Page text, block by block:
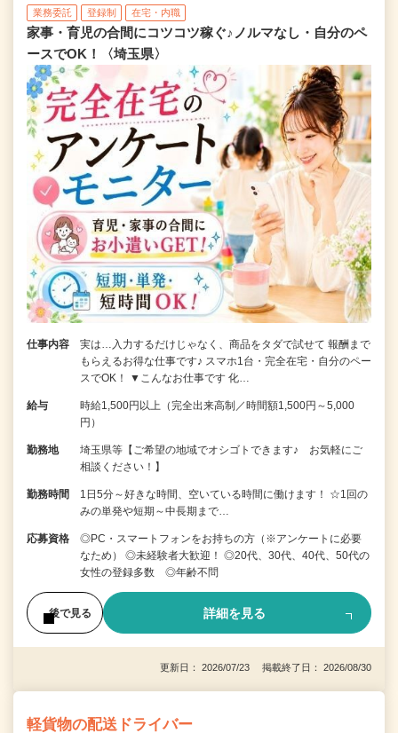
業務委託 登録制 在宅・内職
家事・育児の合間にコツコツ稼ぐ♪ノルマなし・自分のペ
ースでOK！〈埼玉県〉
仕事内容
実は…入力するだけじゃなく、商品をタダで試せて 報酬まで
もらえるお得な仕事です♪ スマホ1台・完全在宅・自分のペー
スでOK！ ▼こんなお仕事です 化…
給与
時給1,500円以上（完全出来高制／時間額1,500円～5,000
円）
勤務地
埼玉県等【ご希望の地域でオシゴトできます♪ お気軽にご
相談ください！】
勤務時間
1日5分～好きな時間、空いている時間に働けます！ ☆1回の
みの単発や短期～中長期まで…
応募資格
◎PC・スマートフォンをお持ちの方（※アンケートに必要
なため） ◎未経験者大歓迎！ ◎20代、30代、40代、50代の
女性の登録多数 ◎年齢不問
後で見る 詳細を見る
更新日： 2026/07/23 掲載終了日： 2026/08/30
軽貨物の配送ドライバー